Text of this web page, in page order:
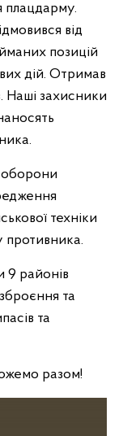
плацдарму.
від
позицій
дій. Отримав
Наші захисники
оборони
техніки
противника.
9 районів
та
та
разом!